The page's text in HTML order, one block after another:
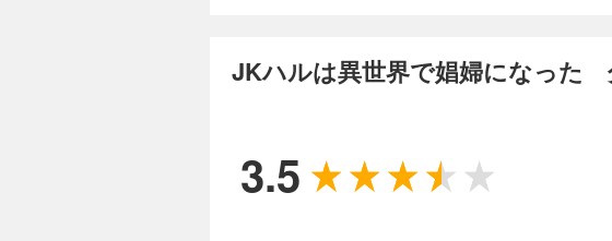
どこにでもいる普通の女子高生・小山ハ
いを経て、異世界に溶け込み初めたハ
界転生小説がついにコミカライズ！ 分冊
完結
JKハルは異世界で娼婦になった
3.5